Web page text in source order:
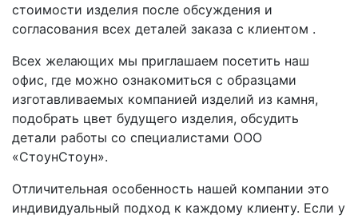
стоимости изделия после обсуждения и
согласования всех деталей заказа с клиентом .
Всех желающих мы приглашаем посетить наш
офис, где можно ознакомиться с образцами
изготавливаемых компанией изделий из камня,
подобрать цвет будущего изделия, обсудить
детали работы со специалистами ООО
«СтоунСтоун».
Отличительная особенность нашей компании это
индивидуальный подход к каждому клиенту. Если у